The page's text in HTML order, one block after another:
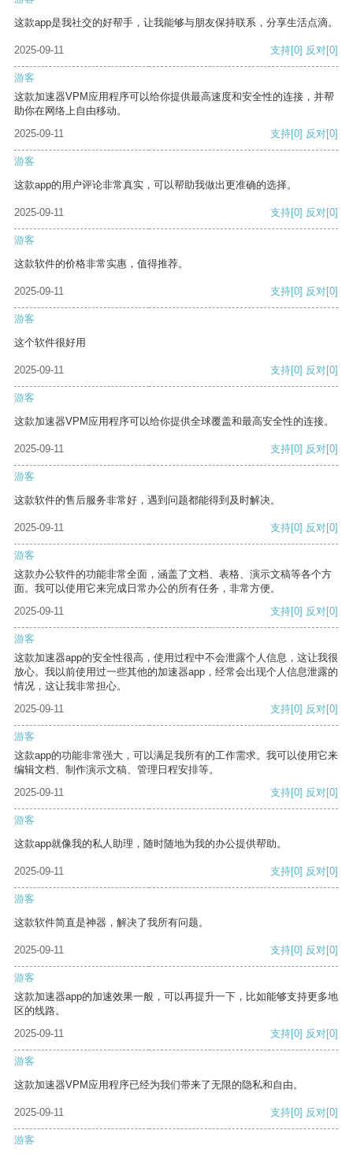
这款app是我社交的好帮手，让我能够与朋友保持联系，分享生活点滴。
2025-09-11 支持[0] 反对[0]
游客
这款加速器VPM应用程序可以给你提供最高速度和安全性的连接，并帮
助你在网络上自由移动。
2025-09-11
支持[0] 反对[0]
游客
这款app的用户评论非常真实，可以帮助我做出更准确的选择。
2025-09-11 支持[0] 反对[0]
游客
这款软件的价格非常实惠，值得推荐。
2025-09-11 支持[0] 反对[0]
游客
这个软件很好用
2025-09-11 支持[0] 反对[0]
游客
这款加速器VPM应用程序可以给你提供全球覆盖和最高安全性的连接。
2025-09-11 支持[0] 反对[0]
游客
这款软件的售后服务非常好，遇到问题都能得到及时解决。
2025-09-11 支持[0] 反对[0]
游客
这款办公软件的功能非常全面，涵盖了文档、表格、演示文稿等各个方
面。我可以使用它来完成日常办公的所有任务，非常方便。
2025-09-11
支持[0] 反对[0]
游客
这款加速器app的安全性很高，使用过程中不会泄露个人信息，这让我很
放心。我以前使用过一些其他的加速器app，经常会出现个人信息泄露的
情况，这让我非常担心。
2025-09-11
支持[0] 反对[0]
游客
这款app的功能非常强大，可以满足我所有的工作需求。我可以使用它来
编辑文档、制作演示文稿、管理日程安排等。
2025-09-11
支持[0] 反对[0]
游客
这款app就像我的私人助理，随时随地为我的办公提供帮助。
2025-09-11 支持[0] 反对[0]
游客
这款软件简直是神器，解决了我所有问题。
2025-09-11 支持[0] 反对[0]
游客
这款加速器app的加速效果一般，可以再提升一下，比如能够支持更多地
区的线路。
2025-09-11
支持[0] 反对[0]
游客
这款加速器VPM应用程序已经为我们带来了无限的隐私和自由。
2025-09-11 支持[0] 反对[0]
游客